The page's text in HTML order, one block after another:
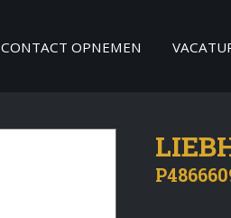
CONTACT OPNEMEN